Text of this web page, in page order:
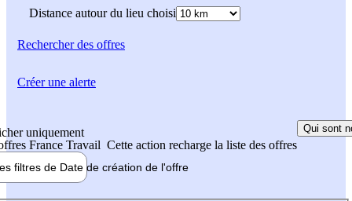
Distance autour du lieu choisi
Rechercherdes offres
uniquement
France Travail Cette action recharge la liste des offres
Qui sont
filtres de Date de création de l'offre
Créer une alerte